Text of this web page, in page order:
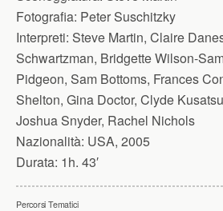
Fotografia: Peter Suschitzky
Interpreti: Steve Martin, Claire
Schwartzman, Bridgette Wilson-
Pidgeon, Sam Bottoms, Frances
Shelton, Gina Doctor, Clyde
Joshua Snyder, Rachel Nichols
Nazionalità: USA, 2005
Durata: 1h. 43′
Percorsi Tematici